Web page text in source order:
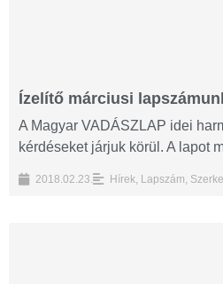
Ízelítő márciusi
A Magyar VADÁSZLAP idei
kérdéseket járjuk körül. A lapot
2018.02.23. Hírek, Lapszám